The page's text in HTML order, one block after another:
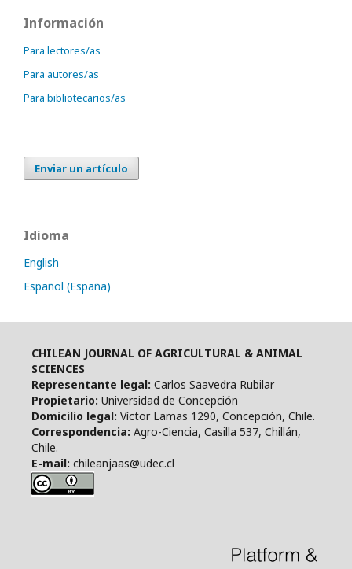
Información
Para lectores/as
Para autores/as
Para bibliotecarios/as
Enviar un artículo
Idioma
English
Español (España)
CHILEAN JOURNAL OF AGRICULTURAL & ANIMAL
SCIENCES
Representante legal: Carlos Saavedra Rubilar
Propietario: Universidad de Concepción
Domicilio legal: Víctor Lamas 1290, Concepción, Chile.
Correspondencia: Agro-Ciencia, Casilla 537, Chillán,
Chile.
E-mail: chileanjaas@udec.cl